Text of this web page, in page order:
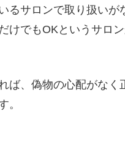
るサロンで取り扱い
けでもOKというサロ
ば、偽物の心配がな
。